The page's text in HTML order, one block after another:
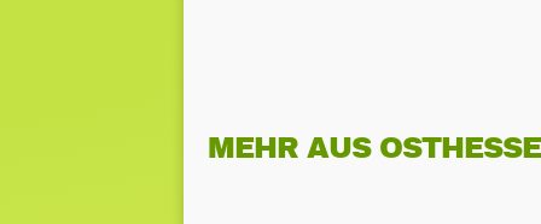
MEHR AUS